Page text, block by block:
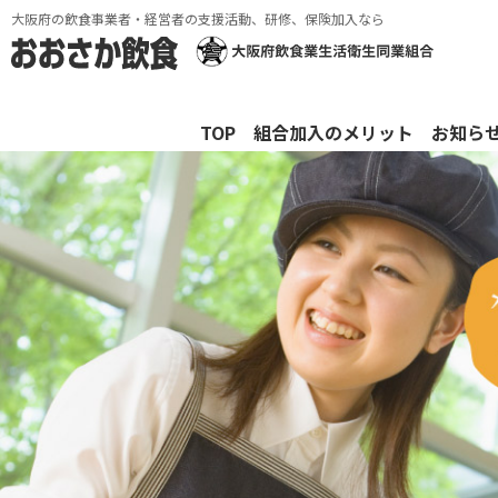
大阪府の飲食事業者・経営者の支援活動、研修、保険加入なら
TOP 組合加入のメリット お知ら